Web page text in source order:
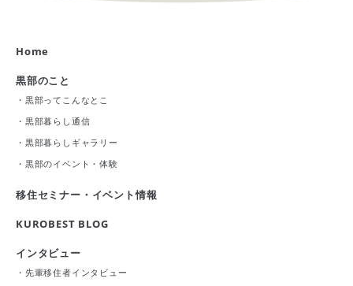
Home
黒部のこと
・ 黒部ってこんなとこ
・ 黒部暮らし通信
・ 黒部暮らしギャラリー
・ 黒部のイベント・体験
移住セミナー・イベント情報
KUROBEST BLOG
インタビュー
・ 先輩移住者インタビュー